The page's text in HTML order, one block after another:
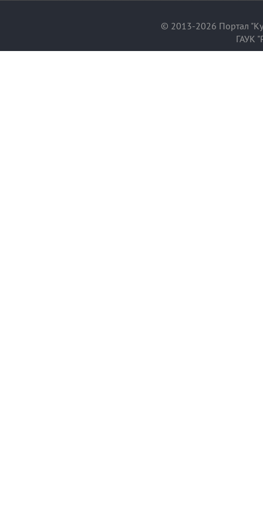
© 2013-2026 Портал
ГАУК